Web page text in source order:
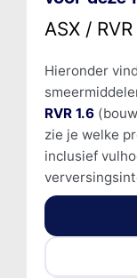
ASX / RVR
Hieronder
RVR 1.6
zie je welke
inclusief